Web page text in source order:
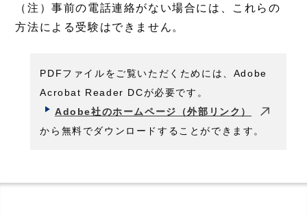
（注）事前の電話連絡がない場合には、これらの
方法による受験はできません。
PDFファイルをご覧いただくためには、Adobe
Acrobat Reader DCが必要です。
Adobe社のホームページ（外部リンク）
から無料でダウンロードすることができます。